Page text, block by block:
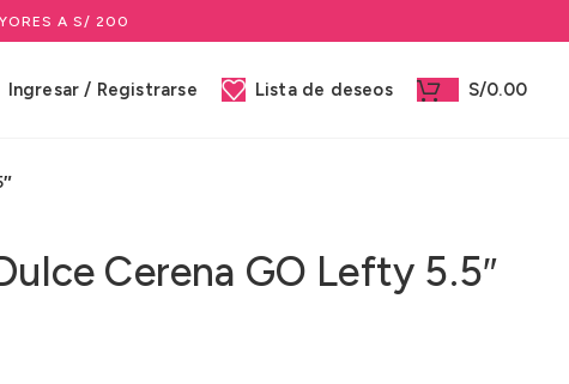
A S/ 200
Ingresar / Registrarse Lista de deseos S/0.00
Cerena GO Lefty 5.5″